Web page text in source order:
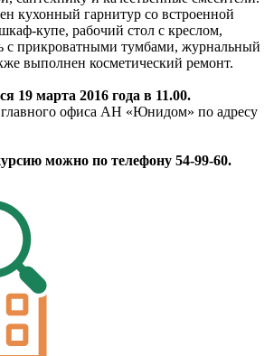
кухонный гарнитур со встроенной
купе, рабочий стол с креслом,
с прикроватными тумбами, журнальный
выполнен косметический ремонт.
19 марта 2016 года в 11.00.
главного офиса АН «Юнидом» по адресу
можно по телефону 54-99-60.